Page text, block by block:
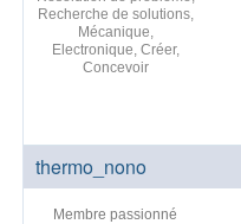
Recherche de solutions,
Mécanique,
Electronique, Créer,
Concevoir
thermo_nono
Membre passionné